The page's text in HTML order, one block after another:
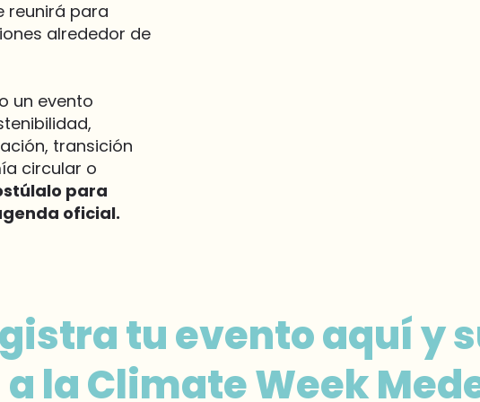
reunirá para
alrededor de
un evento
transición
circular o
para
oficial.
tu evento aquí y
a la Climate Week